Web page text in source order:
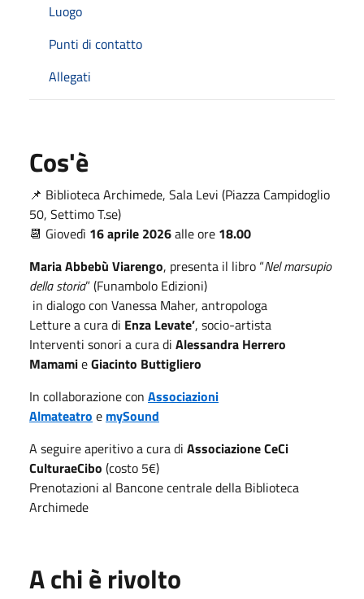
Luogo
Punti di contatto
Allegati
Cos'è
📌 Biblioteca Archimede, Sala Levi (Piazza Campidoglio
50, Settimo T.se)
📆 Giovedì 16 aprile 2026alle ore 18.00
Maria Abbebù Viarengo, presenta il libro “Nel marsupio
della storia” (Funambolo Edizioni)
in dialogo con Vanessa Maher, antropologa
Letture a cura di Enza Levate’, socio-artista
Interventi sonori a cura di Alessandra Herrero
MamamieGiacinto Buttigliero
In collaborazione con Associazioni
Almateatro e mySound
A seguire aperitivo a cura di Associazione CeCi
CulturaeCibo (costo 5€)
Prenotazioni al Bancone centrale della Biblioteca
Archimede
A chi è rivolto